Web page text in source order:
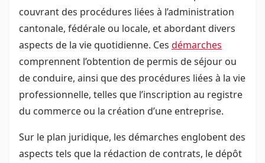
couvrant des procédures liées à l’administration
cantonale, fédérale ou locale, et abordant divers
aspects de la vie quotidienne. Ces démarches
comprennent l’obtention de permis de séjour ou
de conduire, ainsi que des procédures liées à la vie
professionnelle, telles que l’inscription au registre
du commerce ou la création d’une entreprise.
Sur le plan juridique, les démarches englobent des
aspects tels que la rédaction de contrats, le dépôt